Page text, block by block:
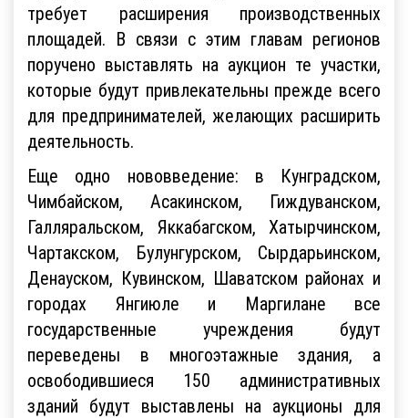
требует расширения производственных
площадей. В связи с этим главам регионов
поручено выставлять на аукцион те участки,
которые будут привлекательны прежде всего
для предпринимателей, желающих расширить
деятельность.
Еще одно нововведение: в Кунградском,
Чимбайском, Асакинском, Гиждуванском,
Галляральском, Яккабагском, Хатырчинском,
Чартакском, Булунгурском, Сырдарьинском,
Денауском, Кувинском, Шаватском районах и
городах Янгиюле и Маргилане все
государственные учреждения будут
переведены в многоэтажные здания, а
освободившиеся 150 административных
зданий будут выставлены на аукционы для